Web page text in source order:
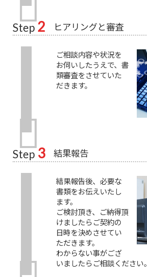
Step 2 ヒアリングと審査
ご相談内容や状況を
お伺いしたうえで、書
類審査をさせていた
だきます。
Step 3 結果報告
結果報告後、必要な
書類をお伝えいたし
ます。
ご検討頂き、ご納得頂
けましたらご契約の
日時を決めさせてい
ただきます。
わからない事がござ
いましたらご相談ください。